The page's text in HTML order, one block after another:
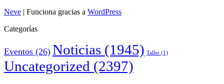
Neve | Funciona gracias a WordPress
Categorías
Eventos (26) Noticias (1945) Taller (1)
Uncategorized (2397)